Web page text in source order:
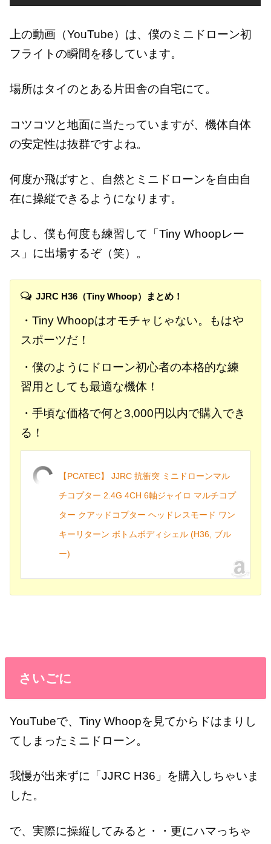
上の動画（YouTube）は、僕のミニドローン初
フライトの瞬間を移しています。
場所はタイのとある片田舎の自宅にて。
コツコツと地面に当たっていますが、機体自体
の安定性は抜群ですよね。
何度か飛ばすと、自然とミニドローンを自由自
在に操縦できるようになります。
よし、僕も何度も練習して「Tiny Whoopレー
ス」に出場するぞ（笑）。
JJRC H36（Tiny Whoop）まとめ！
・Tiny Whoopはオモチャじゃない。もはや
スポーツだ！
・僕のようにドローン初心者の本格的な練
習用としても最適な機体！
・手頃な価格で何と3,000円以内で購入でき
る！
【PCATEC】 JJRC 抗衝突 ミニドローンマル
チコプター 2.4G 4CH 6軸ジャイロ マルチコプ
ター クアッドコプター ヘッドレスモード ワン
キーリターン ボトムボディシェル (H36, ブル
ー)
さいごに
YouTubeで、Tiny Whoopを見てからドはまりし
てしまったミニドローン。
我慢が出来ずに「JJRC H36」を購入しちゃいま
した。
で、実際に操縦してみると・・更にハマっちゃ